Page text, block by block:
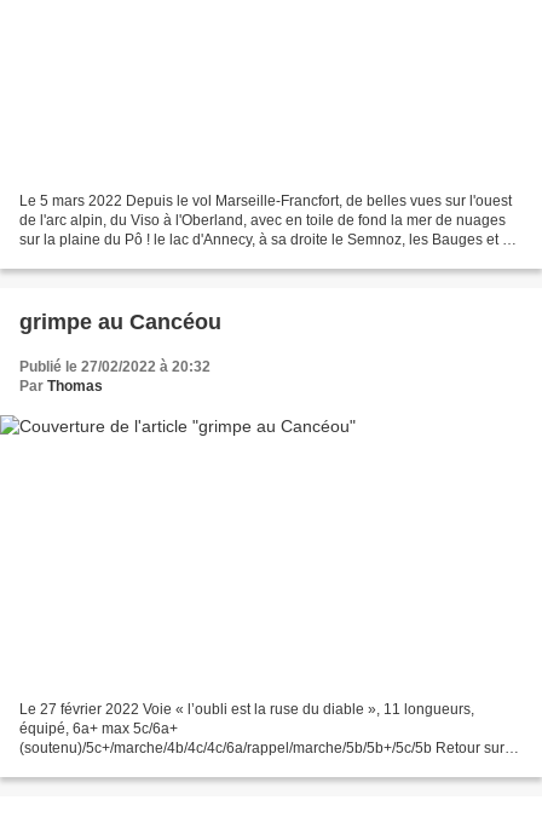
Le 5 mars 2022 Depuis le vol Marseille-Francfort, de belles vues sur l'ouest
de l'arc alpin, du Viso à l'Oberland, avec en toile de fond la mer de nuages
sur la plaine du Pô ! le lac d'Annecy, à sa droite le Semnoz, les Bauges et au
grimpe au Cancéou
Publié le 27/02/2022 à 20:32
Par Thomas
Le 27 février 2022 Voie « l’oubli est la ruse du diable », 11 longueurs,
équipé, 6a+ max 5c/6a+
(soutenu)/5c+/marche/4b/4c/4c/6a/rappel/marche/5b/5b+/5c/5b Retour sur
la ruse du diable...